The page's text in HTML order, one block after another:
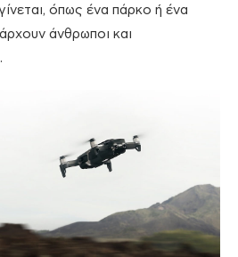
όπως ένα πάρκο ή ένα
άνθρωποι και